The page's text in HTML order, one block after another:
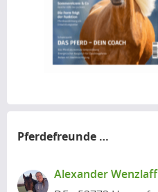
Pferdefreunde
in der Nähe
Alexander Wenzlaff